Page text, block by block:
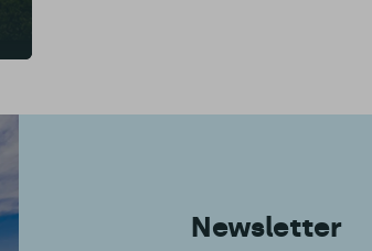
Newsletter